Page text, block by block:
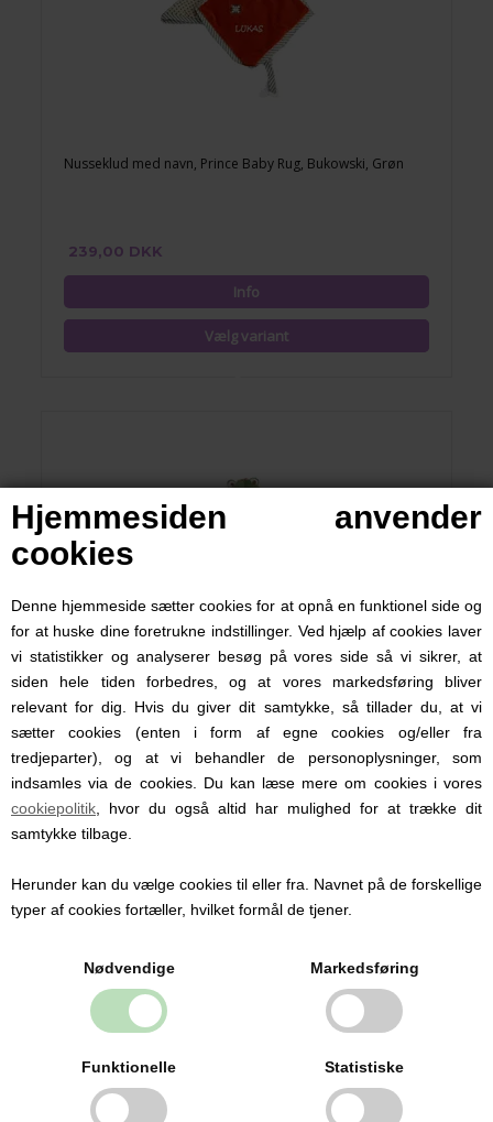
Hjemmesiden anvender
cookies
Denne hjemmeside sætter cookies for at opnå en funktionel side og
for at huske dine foretrukne indstillinger. Ved hjælp af cookies laver
vi statistikker og analyserer besøg på vores side så vi sikrer, at
siden hele tiden forbedres, og at vores markedsføring bliver
relevant for dig. Hvis du giver dit samtykke, så tillader du, at vi
sætter cookies (enten i form af egne cookies og/eller fra
tredjeparter), og at vi behandler de personoplysninger, som
indsamles via de cookies. Du kan læse mere om cookies i vores
cookiepolitik , hvor du også altid har mulighed for at trække dit
samtykke tilbage.
Herunder kan du vælge cookies til eller fra. Navnet på de forskellige
typer af cookies fortæller, hvilket formål de tjener.
Nødvendige Markedsføring
Funktionelle Statistiske
Nusseklud med navn, Prince Baby Rug, Bukowski, Grøn
239,00 DKK
Nusseklud med navn, Prince Baby Rug, Bukowski, Orange
239,00 DKK
Bukowski Design